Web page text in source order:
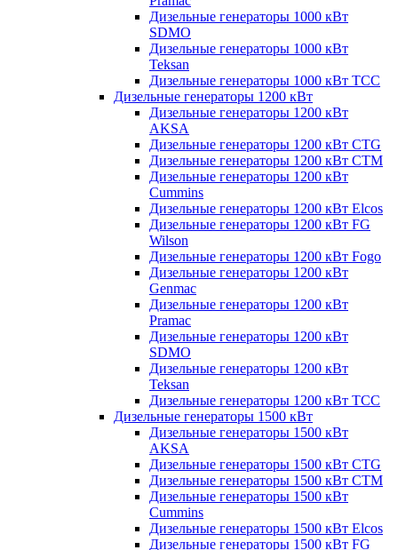
Дизельные генераторы 1000 кВт
SDMO
Дизельные генераторы 1000 кВт
Teksan
Дизельные генераторы 1000 кВт ТСС
Дизельные генераторы 1200 кВт
Дизельные генераторы 1200 кВт
AKSA
Дизельные генераторы 1200 кВт CTG
Дизельные генераторы 1200 кВт CTM
Дизельные генераторы 1200 кВт
Cummins
Дизельные генераторы 1200 кВт Elcos
Дизельные генераторы 1200 кВт FG
Wilson
Дизельные генераторы 1200 кВт Fogo
Дизельные генераторы 1200 кВт
Genmac
Дизельные генераторы 1200 кВт
Pramac
Дизельные генераторы 1200 кВт
SDMO
Дизельные генераторы 1200 кВт
Teksan
Дизельные генераторы 1200 кВт ТСС
Дизельные генераторы 1500 кВт
Дизельные генераторы 1500 кВт
AKSA
Дизельные генераторы 1500 кВт CTG
Дизельные генераторы 1500 кВт CTM
Дизельные генераторы 1500 кВт
Cummins
Дизельные генераторы 1500 кВт Elcos
Дизельные генераторы 1500 кВт FG